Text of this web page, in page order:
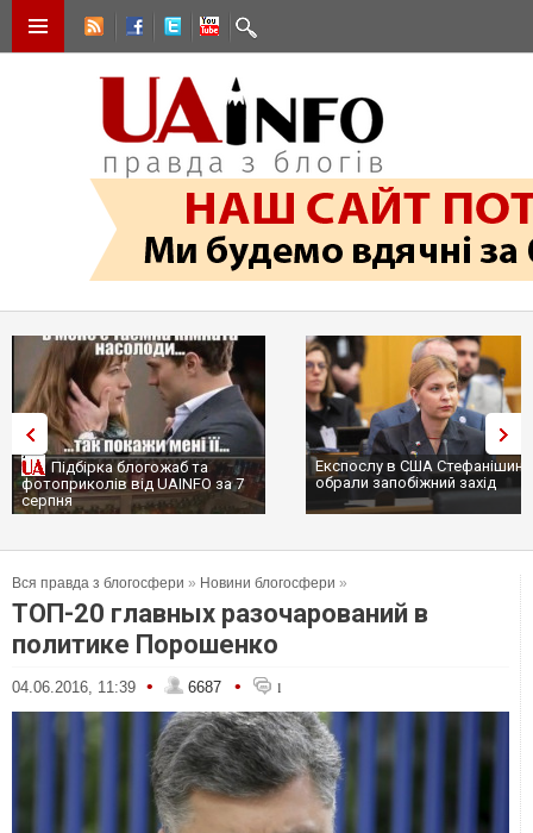
Підбірка блогожаб та
фотоприколів від UAINFO за 7
серпня
Експослу в США Стефанішиній
обрали запобіжний захід
Вся правда з блогосфери » Новини блогосфери »
ТОП-20 главных разочарований в
политике Порошенко
04.06.2016, 11:39 • 6687 • 1